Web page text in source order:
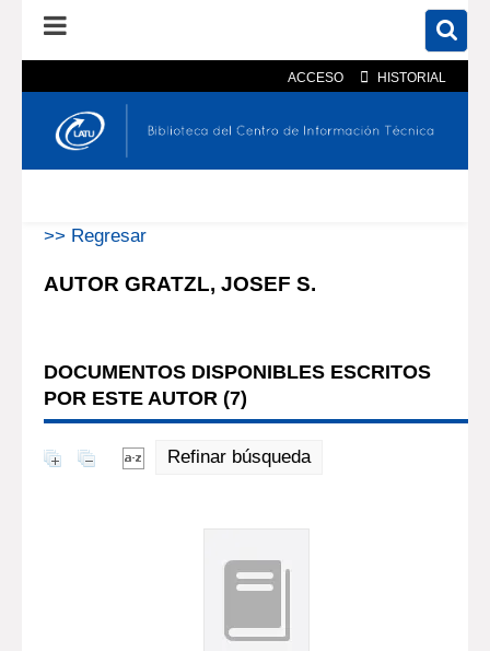
ACCESO HISTORIAL
En el catálogo En el sitio
>> Regresar
AUTOR GRATZL, JOSEF S.
DOCUMENTOS DISPONIBLES ESCRITOS
POR ESTE AUTOR (7)
Refinar búsqueda